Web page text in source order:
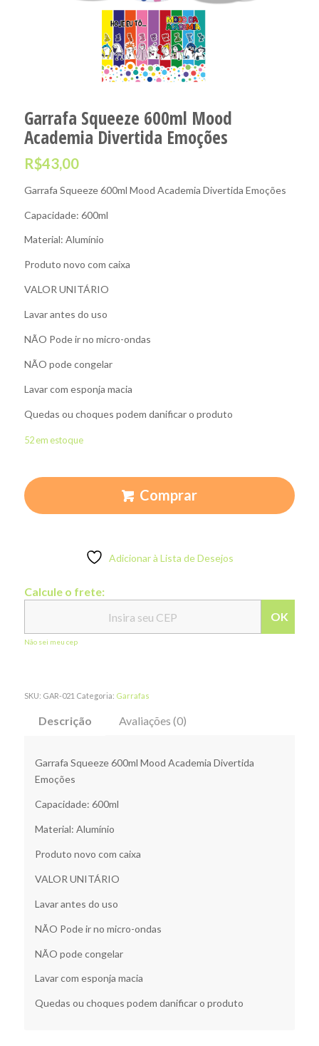
Garrafa Squeeze 600ml Mood
Academia Divertida Emoções
R$43,00
Garrafa Squeeze 600ml Mood Academia Divertida Emoções
Capacidade: 600ml
Material: Alumínio
Produto novo com caixa
VALOR UNITÁRIO
Lavar antes do uso
NÃO Pode ir no micro-ondas
NÃO pode congelar
Lavar com esponja macia
Quedas ou choques podem danificar o produto
52 em estoque
Comprar
Adicionar à Lista de Desejos
Calcule o frete:
OK
Não sei meu cep
SKU: GAR-021 Categoria: Garrafas
Descrição Avaliações (0)
Garrafa Squeeze 600ml Mood Academia Divertida
Emoções
Capacidade: 600ml
Material: Alumínio
Produto novo com caixa
VALOR UNITÁRIO
Lavar antes do uso
NÃO Pode ir no micro-ondas
NÃO pode congelar
Lavar com esponja macia
Quedas ou choques podem danificar o produto